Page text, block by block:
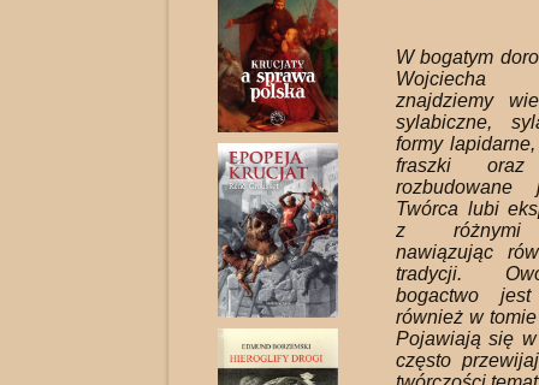
W bogatym
znajdziemy
sylabiczne,
formy
fraszki oraz
rozbudowane
Twórca lubi
z różnymi
nawiązując
tradycji.
bogactwo jest
również w tomie
Pojawiają się
często